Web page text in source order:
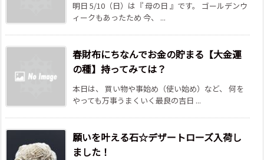
明日 5/10（日）は『 母の日 』です。 ゴールデンウ
ィークもあったため 今、 ...
春財布にちなんでお金の貯まる【大金運
の種】持ってみては？
本日は、 買い物や事始め（使い始め）など、 何を
やっても万事うまくいく最良の吉日 ...
願いを叶える石☆デザートローズ入荷し
ました！